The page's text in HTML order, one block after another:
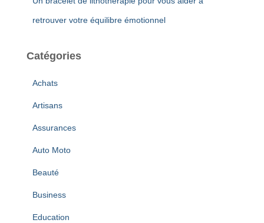
retrouver votre équilibre émotionnel
Catégories
Achats
Artisans
Assurances
Auto Moto
Beauté
Business
Education